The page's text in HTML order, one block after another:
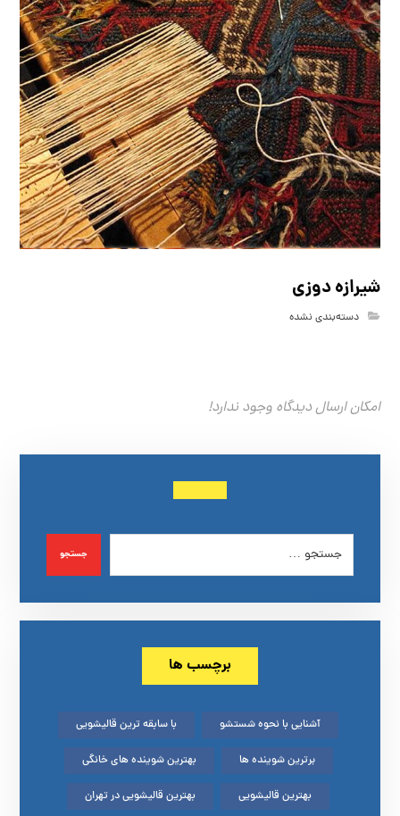
شیرازه دوزی
دسته‌بندی نشده
امکان ارسال دیدگاه وجود ندارد!
جستجو
برچسب ها
آشنایی با نحوه شستشو با سابقه ترین قالیشویی
برترین شوینده ها بهترین شوینده های خانگی
بهترین قالیشویی بهترین قالیشویی در تهران